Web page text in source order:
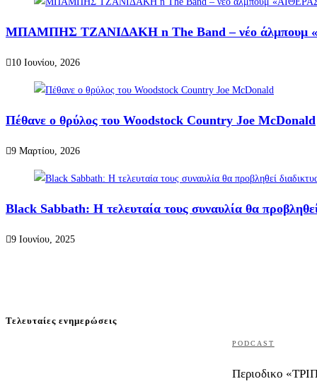
ΜΠΑΜΠΗΣ ΤΖΑΝΙΔΑΚΗ n The Band – νέο άλμπουμ
10 Ιουνίου, 2026
Πέθανε ο θρύλος του Woodstock Country Joe McDonald
9 Μαρτίου, 2026
Black Sabbath: Η τελευταία τους συναυλία θα
9 Ιουνίου, 2025
Τελευταίες ενημερώσεις
PODCAST
Περιοδικο